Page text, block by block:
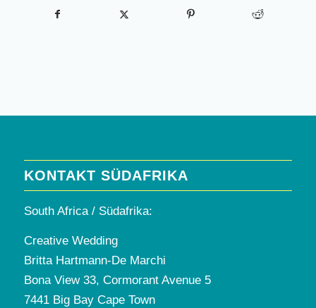
KONTAKT SÜDAFRIKA
South Africa / Südafrika:
Creative Wedding
Britta Hartmann-De Marchi
Bona View 33, Cormorant Avenue 5
7441 Big Bay Cape Town